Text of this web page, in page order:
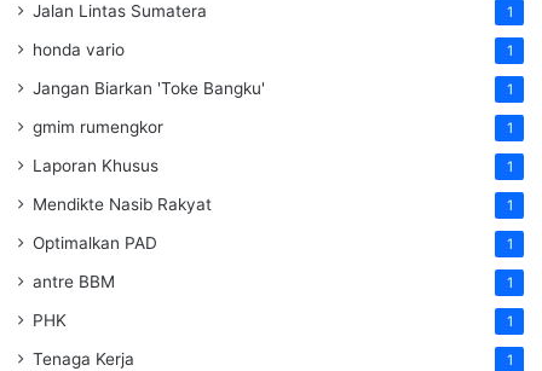
Jalan Lintas Sumatera 1
honda vario 1
Jangan Biarkan 'Toke Bangku' 1
gmim rumengkor 1
Laporan Khusus 1
Mendikte Nasib Rakyat 1
Optimalkan PAD 1
antre BBM 1
PHK 1
Tenaga Kerja 1